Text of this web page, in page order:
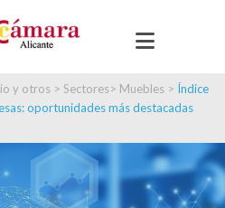
y otros > Sectores> Muebles > Índice
oportunidades más destacadas